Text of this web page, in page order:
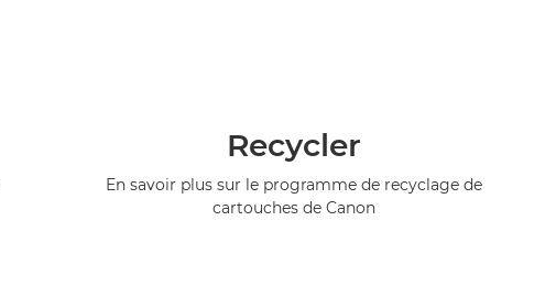
Recycler
En savoir plus sur le programme de recyclage de
cartouches de Canon